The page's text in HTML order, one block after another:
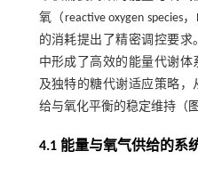
氧（reactive oxygen species
的消耗提出了精密调控要
中形成了高效的能量代谢
及独特的糖代谢适应策略
给与氧化平衡的稳定维持（
4.1 能量与氧气供给的系